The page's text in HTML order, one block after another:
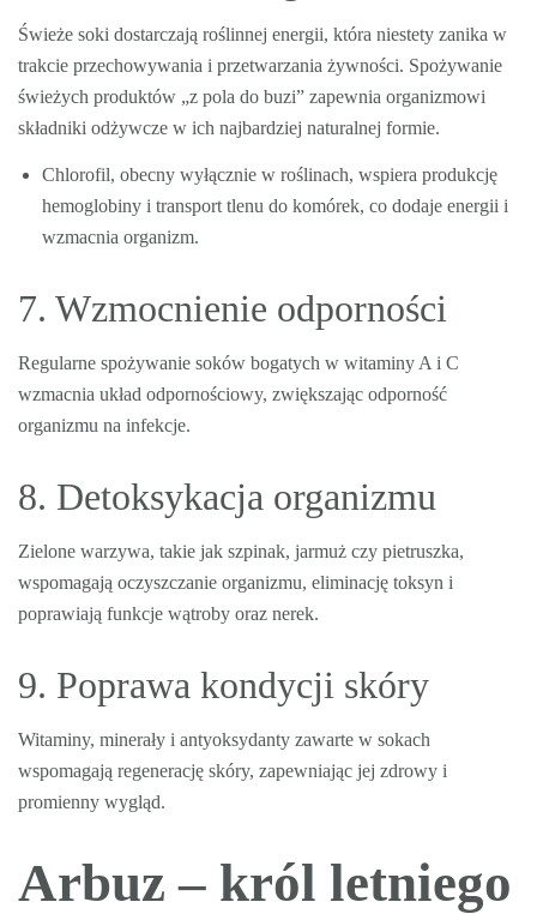
Świeże soki dostarczają roślinnej energii, która niestety zanika w
trakcie przechowywania i przetwarzania żywności. Spożywanie
świeżych produktów „z pola do buzi” zapewnia organizmowi
składniki odżywcze w ich najbardziej naturalnej formie.
Chlorofil, obecny wyłącznie w roślinach, wspiera produkcję
hemoglobiny i transport tlenu do komórek, co dodaje energii i
wzmacnia organizm.
7. Wzmocnienie odporności
Regularne spożywanie soków bogatych w witaminy A i C
wzmacnia układ odpornościowy, zwiększając odporność
organizmu na infekcje.
8. Detoksykacja organizmu
Zielone warzywa, takie jak szpinak, jarmuż czy pietruszka,
wspomagają oczyszczanie organizmu, eliminację toksyn i
poprawiają funkcje wątroby oraz nerek.
9. Poprawa kondycji skóry
Witaminy, minerały i antyoksydanty zawarte w sokach
wspomagają regenerację skóry, zapewniając jej zdrowy i
promienny wygląd.
Arbuz – król letniego